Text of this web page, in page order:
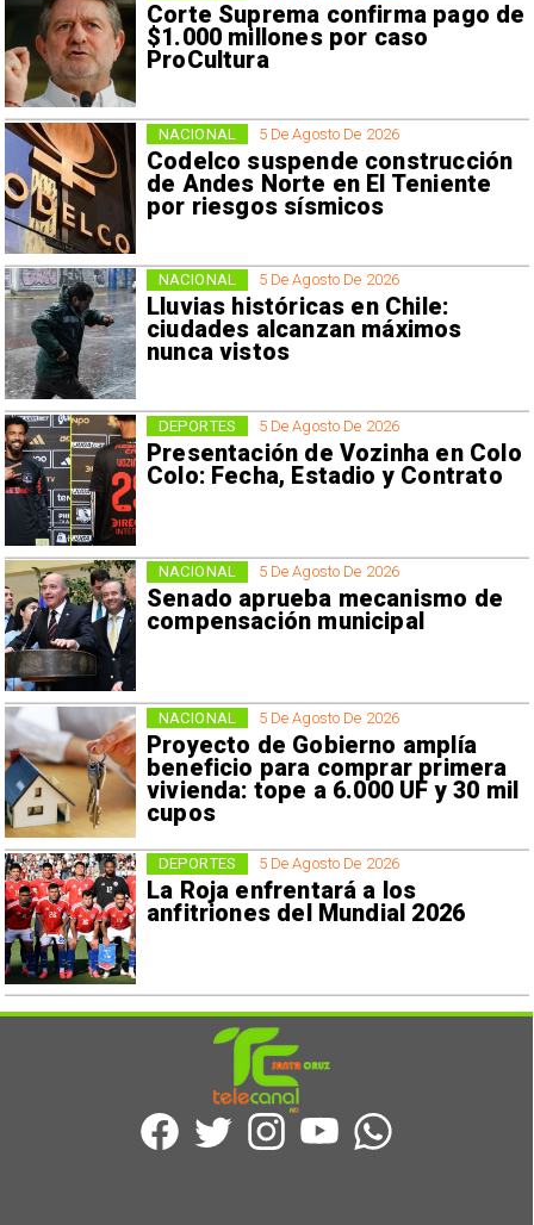
Corte Suprema confirma pago de
$1.000 millones por caso
ProCultura
5 De Agosto De 2026
Codelco suspende construcción
de Andes Norte en El Teniente
por riesgos sísmicos
NACIONAL
5 De Agosto De 2026
Lluvias históricas en Chile:
ciudades alcanzan máximos
nunca vistos
NACIONAL
5 De Agosto De 2026
Presentación de Vozinha en Colo
Colo: Fecha, Estadio y Contrato
DEPORTES
5 De Agosto De 2026
Senado aprueba mecanismo de
compensación municipal
NACIONAL
5 De Agosto De 2026
Proyecto de Gobierno amplía
beneficio para comprar primera
vivienda: tope a 6.000 UF y 30 mil
cupos
NACIONAL
5 De Agosto De 2026
La Roja enfrentará a los
anfitriones del Mundial 2026
DEPORTES